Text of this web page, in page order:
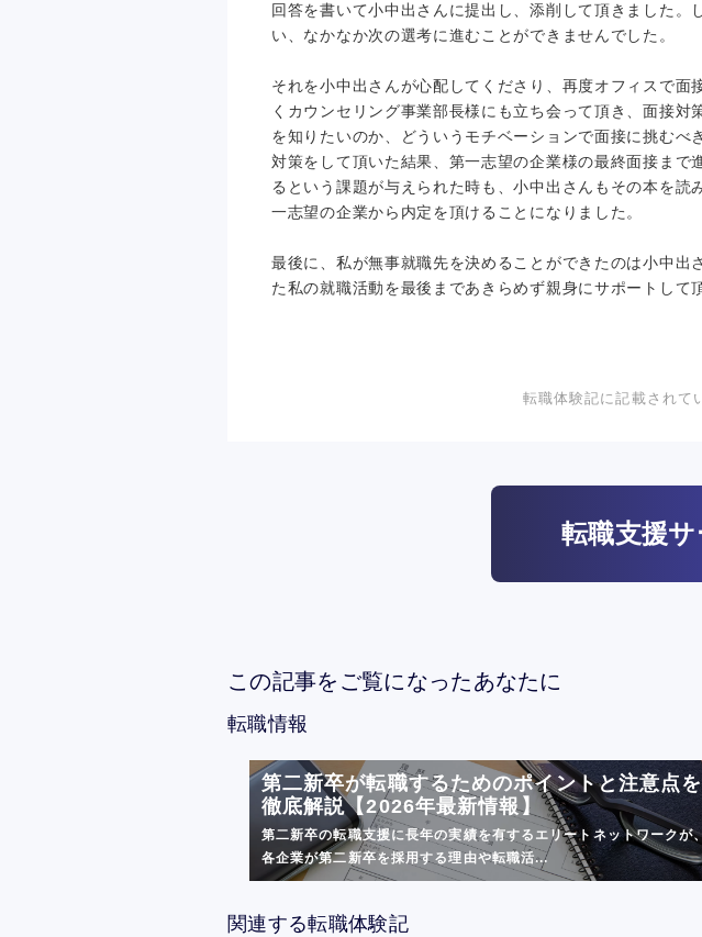
回答を書いて小中出さんに提出し、添削して頂きました
い、なかなか次の選考に進むことができませんでした。
それを小中出さんが心配してくださり、再度オフィスで
くカウンセリング事業部長様にも立ち会って頂き、面接
を知りたいのか、どういうモチベーションで面接に挑む
対策をして頂いた結果、第一志望の企業様の最終面接まで
るという課題が与えられた時も、小中出さんもその本を
一志望の企業から内定を頂けることになりました。
最後に、私が無事就職先を決めることができたのは小中
た私の就職活動を最後まであきらめず親身にサポートして
転職体験記に記載されて
転職支援
この記事をご覧になったあなたに
転職情報
第二新卒が転職するためのポイントと注意点を
徹底解説【2026年最新情報】
第二新卒の転職支援に長年の実績を有するエリートネットワークが
各企業が第二新卒を採用する理由や転職活...
関連する転職体験記